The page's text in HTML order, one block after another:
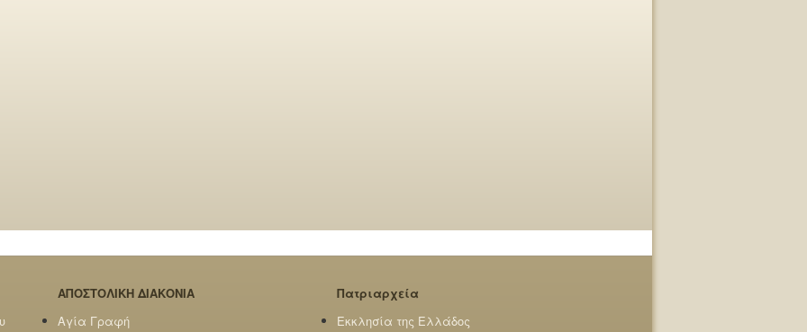
ΑΠΟΣΤΟΛΙΚΗ ΔΙΑΚΟΝΙΑ
Αγία Γραφή
Πατριαρχεία
Εκκλησία της Ελλάδος